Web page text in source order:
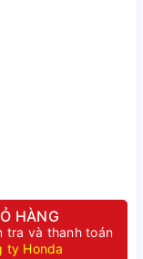
HÀNG
tra và thanh toán
ty Honda